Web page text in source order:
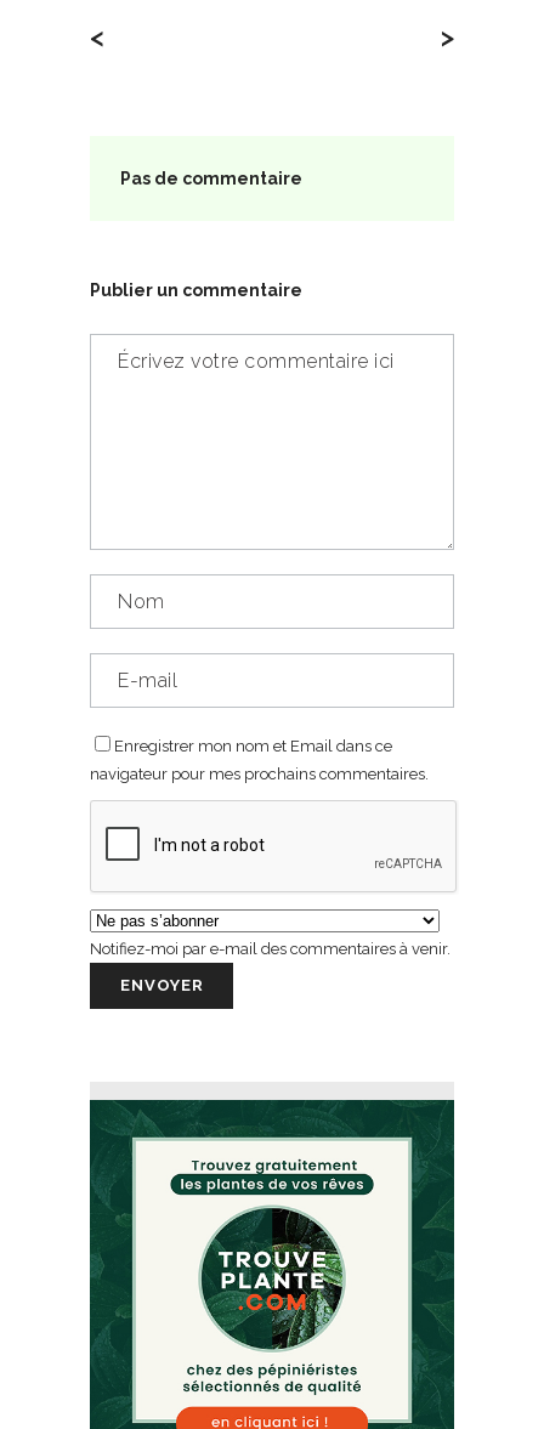
< >
Pas de commentaire
Publier un commentaire
Enregistrer mon nom et Email dans ce
navigateur pour mes prochains commentaires.
Notifiez-moi par e-mail des commentaires à venir.